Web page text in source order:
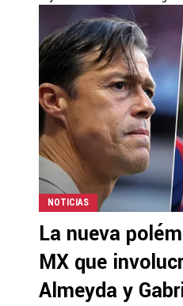
NOTICIAS
La nueva
MX que
Almeyda y